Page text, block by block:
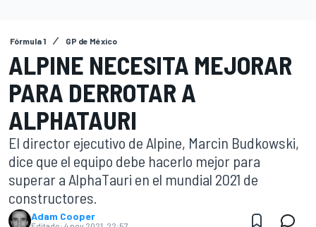
Fórmula 1 GP de México
ALPINE NECESITA MEJORAR
PARA DERROTAR A
ALPHATAURI
El director ejecutivo de Alpine, Marcin Budkowski,
dice que el equipo debe hacerlo mejor para
superar a AlphaTauri en el mundial 2021 de
constructores.
Adam Cooper